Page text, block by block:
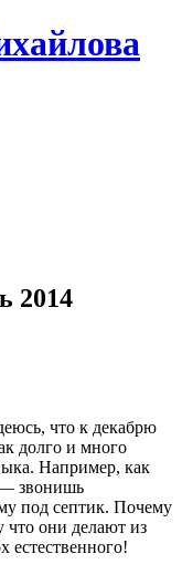
2014
что к декабрю
долго и много
Например, как
— звонишь
под септик. Почему
что они делают из
естественного!